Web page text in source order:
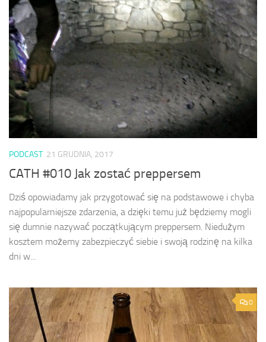
PODCAST 21 GRUDNIA, 2017
CATH #010 Jak zostać preppersem
Dziś opowiadamy jak przygotować się na podstawowe i chyba
najpopularniejsze zdarzenia, a dzięki temu już będziemy mogli
się dumnie nazywać początkującym preppersem. Niedużym
kosztem możemy zabezpieczyć siebie i swoją rodzinę na kilka
dni w...
0